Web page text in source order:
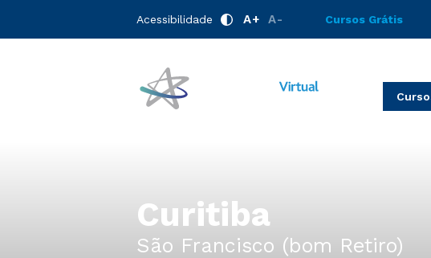
Acessibilidade A+ A- Cursos Grátis
Curitiba
São Francisco (bom Retiro)